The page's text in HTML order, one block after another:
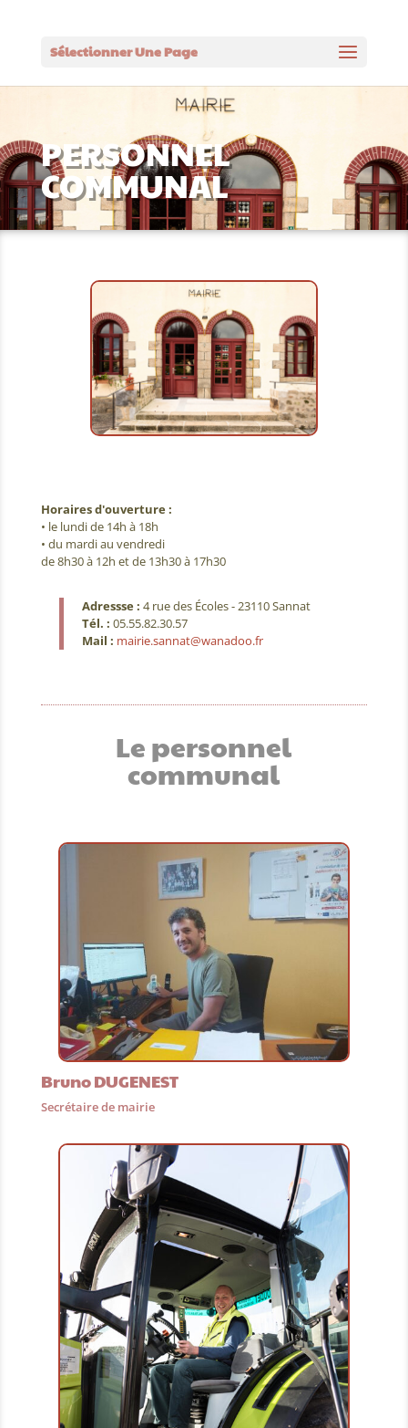
Sélectionner Une Page
PERSONNEL
COMMUNAL
Horaires d'ouverture :
• le lundi de 14h à 18h
• du mardi au vendredi
de 8h30 à 12h et de 13h30 à 17h30
Adressse : 4 rue des Écoles - 23110 Sannat
Tél. : 05.55.82.30.57
Mail : mairie.sannat@wanadoo.fr
Le personnel
communal
Bruno DUGENEST
Secrétaire de mairie